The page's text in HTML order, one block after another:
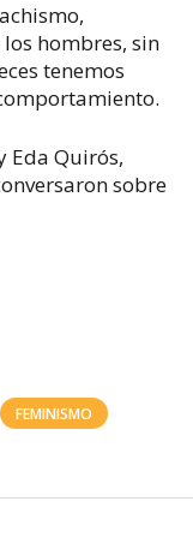
hombres, sin
tenemos
Eda Quirós,
sobre
FEMINISMO